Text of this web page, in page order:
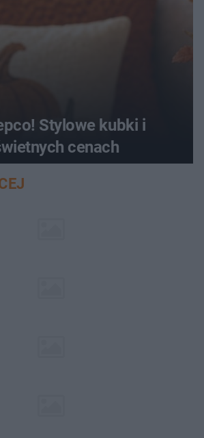
Stylowe kubki i
cenach